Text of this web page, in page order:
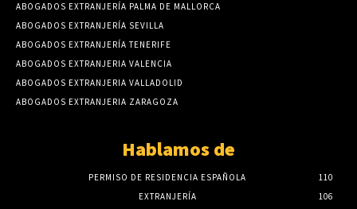
ABOGADOS EXTRANJERÍA PALMA DE MALLORCA
ABOGADOS EXTRANJERÍA SEVILLA
ABOGADOS EXTRANJERÍA TENERIFE
ABOGADOS EXTRANJERIA VALENCIA
ABOGADOS EXTRANJERIA VALLADOLID
ABOGADOS EXTRANJERIA ZARAGOZA
Hablamos de
PERMISO DE RESIDENCIA ESPAÑOLA
110
EXTRANJERÍA
106